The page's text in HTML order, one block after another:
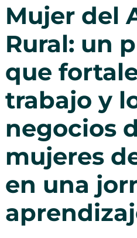
Mujer del
Rural: un
que
trabajo y
negocios
mujeres
en una